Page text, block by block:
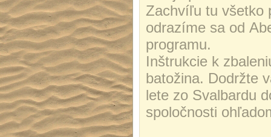
Zachvíľu tu všetko
odrazíme sa od
programu.
Inštrukcie k
batožina. Dodržte
lete zo Svalbardu
spoločnosti